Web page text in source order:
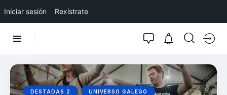
Iniciar sesión Rexístrate
DESTADAS 2 UNIVERSO GALEGO